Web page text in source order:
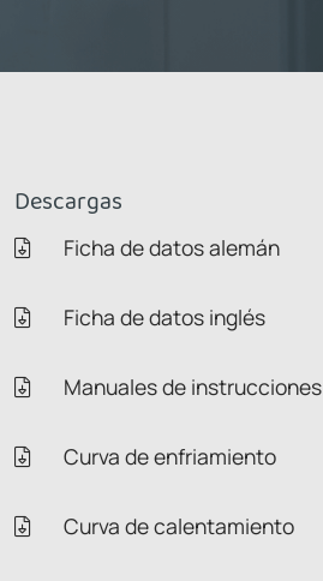
Descargas
Ficha de datos alemán
Ficha de datos inglés
Manuales de instrucciones
Curva de enfriamiento
Curva de calentamiento